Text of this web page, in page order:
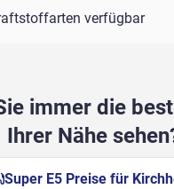
verfügbar
immer die
Ihrer Nähe
Super E5 Preise für